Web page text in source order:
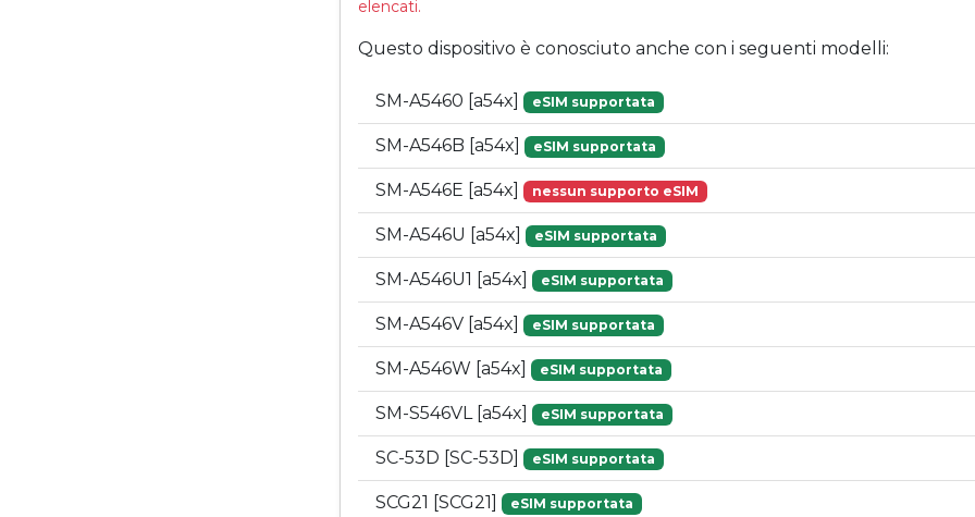
elencati.
Questo dispositivo è conosciuto anche con i seguenti modelli:
SM-A5460 [a54x] eSIM supportata
SM-A546B [a54x] eSIM supportata
SM-A546E [a54x] nessun supporto eSIM
SM-A546U [a54x] eSIM supportata
SM-A546U1 [a54x] eSIM supportata
SM-A546V [a54x] eSIM supportata
SM-A546W [a54x] eSIM supportata
SM-S546VL [a54x] eSIM supportata
SC-53D [SC-53D] eSIM supportata
SCG21 [SCG21] eSIM supportata